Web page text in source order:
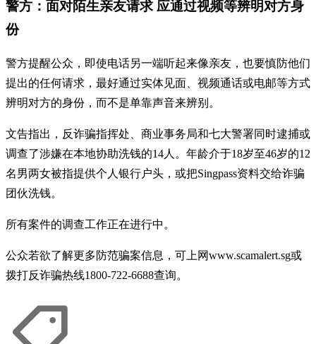
警方：面对陌生亲友请求 应通过视频等辨明对方身
份
警方提醒公众，即使电话另一端听起来像亲友，也要慎防他们
提出的任何请求，最好通过实体见面、视频通话或电邮等方式
辨明对方的身份，而不是单靠声音来辨别。
文告指出，反诈骗指挥处、商业事务局和七大警署同时逮捕或
调查了涉嫌在本地协助洗钱的14人。年龄介于18岁至46岁的12
名男两女被指提供个人银行户头，或把Singpass资料交给诈骗
团伙洗钱。
所有案件的调查工作正在进行中。
公众若欲了解更多防范骗案信息，可上网www.scamalert.sg或
拨打反诈骗热线1800-722-6688查询。